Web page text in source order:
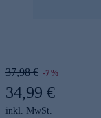
37,98 € -7%
34,99 €
inkl. MwSt.